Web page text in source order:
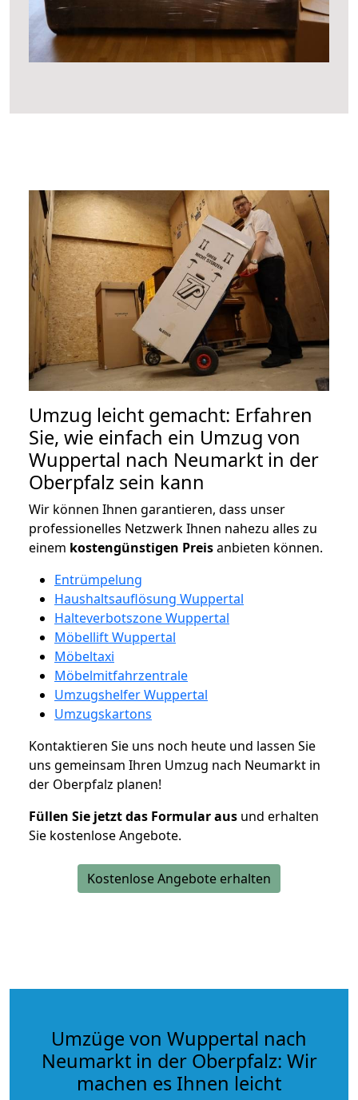
Umzug leicht gemacht: Erfahren
Sie, wie einfach ein Umzug von
Wuppertal nach Neumarkt in der
Oberpfalz sein kann
Wir können Ihnen garantieren, dass unser
professionelles Netzwerk Ihnen nahezu alles zu
einem kostengünstigen Preisanbieten können.
Entrümpelung
Haushaltsauflösung Wuppertal
Halteverbotszone Wuppertal
Möbellift Wuppertal
Möbeltaxi
Möbelmitfahrzentrale
Umzugshelfer Wuppertal
Umzugskartons
Kontaktieren Sie uns noch heute und lassen Sie
uns gemeinsam Ihren Umzug nach Neumarkt in
der Oberpfalz planen!
Füllen Sie jetzt das Formular aus und erhalten
Sie kostenlose Angebote.
Kostenlose Angebote erhalten
Umzüge von Wuppertal nach
Neumarkt in der Oberpfalz: Wir
machen es Ihnen leicht